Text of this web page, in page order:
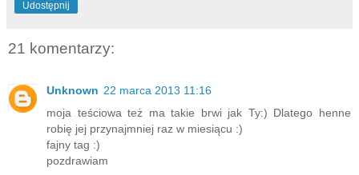
Udostępnij
21 komentarzy:
Unknown 22 marca 2013 11:16
moja teściowa też ma takie brwi jak Ty:) Dlatego henne
robię jej przynajmniej raz w miesiącu :)
fajny tag :)
pozdrawiam